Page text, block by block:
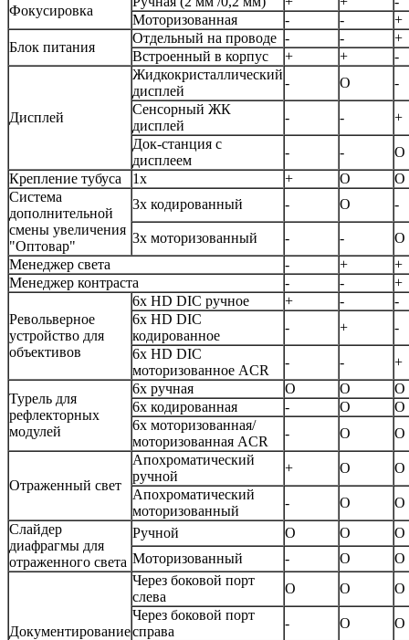
Фокусировка
Моторизованная
- -
+
Блок питания
Отдельный на проводе - -
+
Встроенный в корпус
+ + -
Дисплей
Жидкокристаллический
дисплей
- O
-
Сенсорный ЖК
дисплей
- -
+
Док-станция с
дисплеем
- -
O
Крепление тубуса
1х + O
O
Система
дополнительной
смены увеличения
"Оптовар"
3х кодированный - O -
3х моторизованный - -
O
Менеджер света
- +
+
Менеджер контраста
- - +
Револьверное
устройство для
объективов
6х HD DIC ручное + -
-
6х HD DIC
кодированное
- +
-
6х HD DIC
моторизованное ACR
- - +
Турель для
рефлекторных
модулей
6х ручная O O
O
6х кодированная
- O
O
6х моторизованная/
моторизованная ACR
- O O
Отраженный свет
Апохроматический
ручной
+ O
O
Апохроматический
моторизованный
- O
O
Слайдер
диафрагмы для
отраженного света
Ручной O O
O
Моторизованный
- O O
Документирование
Через боковой порт
слева
O O
O
Через боковой порт
справа
- O
O